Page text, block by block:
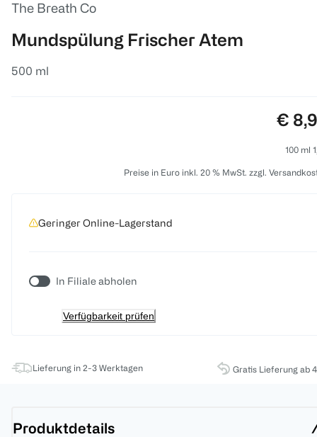
The Breath Co
Mundspülung Frischer Atem
500 ml
€
100 ml
Preise in Euro inkl. 20 % MwSt. zzgl.
Geringer Online-Lagerstand
In Filiale abholen
Verfügbarkeit prüfen
Lieferung in 2-3 Werktagen Gratis Lieferung ab
Produktdetails